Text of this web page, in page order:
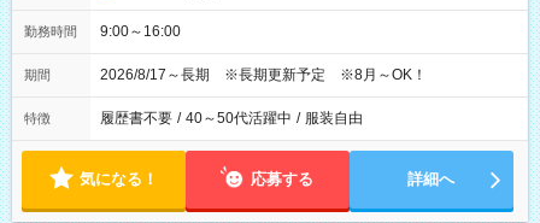
勤務時間 9:00～16:00
期間 2026/8/17～長期 ※長期更新予定 ※8月～OK！
特徴 履歴書不要 / 40～50代活躍中 / 服装自由
気になる！ 応募する 詳細へ